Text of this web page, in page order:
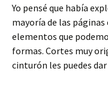
Yo pensé que había
mayoría de las
elementos que
formas. Cortes muy
cinturón les puedes